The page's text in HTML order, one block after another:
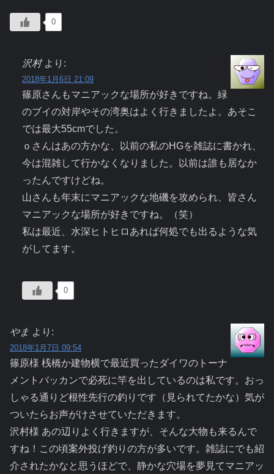
0
沢村 より:
2018年1月6日 21:09
篠原さんもマニアックな場所が好きですね。緑
のブイの対岸やその湾奥はよく行きましたよ。あそこ
では最大55cmでした。
ｏさんはあの方かな、以前の私のHGを雑誌に書かれ、
今は混雑して行かなくなりました。以前は誰も居なか
ったんですけどね。
山さんも年末にマニアックな地磯を攻められ、皆さん
マニアックな場所が好きですね。（笑）
私は最近、水深ヒトヒロあれば何処でも出るような気
がしてます。
0
やま より:
2018年1月7日 09:54
篠原様 桟橋か建物横で最近買ったダイワのトーナ
メントバッカンで必死に竿を出しているのは私です。おっ
しゃる通りど根性先行の釣りです（見られてたかな）気が
ついたらお声がけさせていただきます。
沢村様 あの辺りよく行きますが、そんな大物も来るんで
すね！この頃案外投げ釣りの方が多いです。雑誌にでも紹
介されたかなと思うほどで、静かな穴場を夢見てマニアッ